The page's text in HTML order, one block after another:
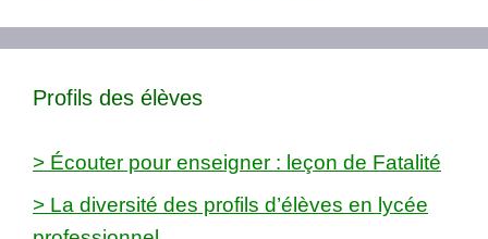
Profils des élèves
> Écouter pour enseigner : leçon de Fatalité
> La diversité des profils d’élèves en lycée